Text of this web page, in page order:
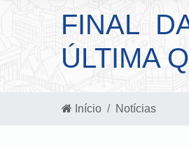
FINAL
ÚLTIMA
Início Notícias